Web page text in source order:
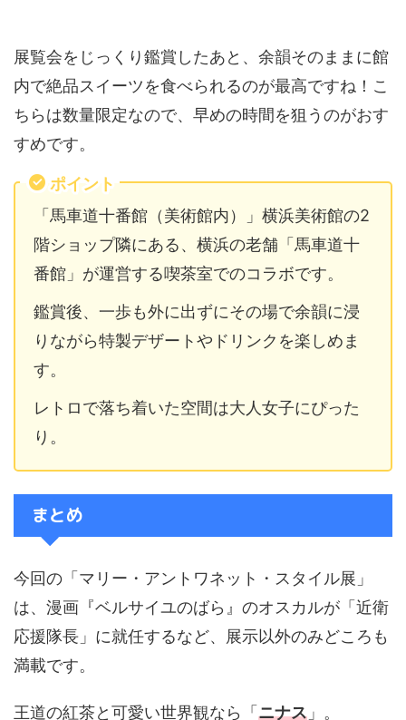
展覧会をじっくり鑑賞したあと、余韻そのままに館
内で絶品スイーツを食べられるのが最高ですね！こ
ちらは数量限定なので、早めの時間を狙うのがおす
すめです。
ポイント
「馬車道十番館（美術館内）」横浜美術館の2
階ショップ隣にある、横浜の老舗「馬車道十
番館」が運営する喫茶室でのコラボです。
鑑賞後、一歩も外に出ずにその場で余韻に浸
りながら特製デザートやドリンクを楽しめま
す。
レトロで落ち着いた空間は大人女子にぴった
り。
まとめ
今回の「マリー・アントワネット・スタイル展」
は、漫画『ベルサイユのばら』のオスカルが「近衛
応援隊長」に就任するなど、展示以外のみどころも
満載です。
王道の紅茶と可愛い世界観なら「 ニナス 」。